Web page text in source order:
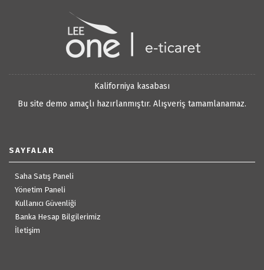
Kaliforniya kasabası
Bu site demo amaçlı hazırlanmıştır. Alışveriş tamamlanamaz.
SAYFALAR
Saha Satış Paneli
Yönetim Paneli
Kullanıcı Güvenliği
Banka Hesap Bilgilerimiz
İletişim